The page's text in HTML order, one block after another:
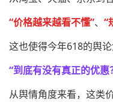
“价格越来越看不懂”、 “
这也使得今年618的舆论
“到底有没有真正的优惠
从舆情角度来看，这类